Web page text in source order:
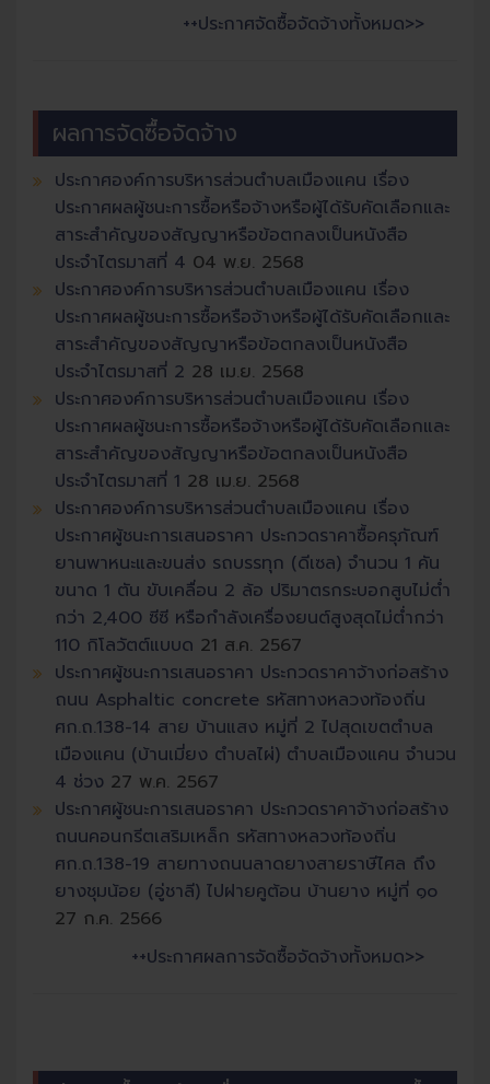
++ประกาศจัดซื้อจัดจ้างทั้งหมด>>
ผลการจัดซื้อจัดจ้าง
ประกาศองค์การบริหารส่วนตำบลเมืองแคน เรื่อง
ประกาศผลผู้ชนะการซื้อหรือจ้างหรือผู้ได้รับคัดเลือกและ
สาระสำคัญของสัญญาหรือข้อตกลงเป็นหนังสือ
ประจำไตรมาสที่ 4 04 พ.ย. 2568
ประกาศองค์การบริหารส่วนตำบลเมืองแคน เรื่อง
ประกาศผลผู้ชนะการซื้อหรือจ้างหรือผู้ได้รับคัดเลือกและ
สาระสำคัญของสัญญาหรือข้อตกลงเป็นหนังสือ
ประจำไตรมาสที่ 2 28 เม.ย. 2568
ประกาศองค์การบริหารส่วนตำบลเมืองแคน เรื่อง
ประกาศผลผู้ชนะการซื้อหรือจ้างหรือผู้ได้รับคัดเลือกและ
สาระสำคัญของสัญญาหรือข้อตกลงเป็นหนังสือ
ประจำไตรมาสที่ 1 28 เม.ย. 2568
ประกาศองค์การบริหารส่วนตำบลเมืองแคน เรื่อง
ประกาศผู้ชนะการเสนอราคา ประกวดราคาซื้อครุภัณฑ์
ยานพาหนะและขนส่ง รถบรรทุก (ดีเซล) จำนวน 1 คัน
ขนาด 1 ตัน ขับเคลื่อน 2 ล้อ ปริมาตรกระบอกสูบไม่ต่ำ
กว่า 2,400 ซีซี หรือกำลังเครื่องยนต์สูงสุดไม่ต่ำกว่า
110 กิโลวัตต์แบบด 21 ส.ค. 2567
ประกาศผู้ชนะการเสนอราคา ประกวดราคาจ้างก่อสร้าง
ถนน Asphaltic concrete รหัสทางหลวงท้องถิ่น
ศก.ถ.138-14 สาย บ้านแสง หมู่ที่ 2 ไปสุดเขตตำบล
เมืองแคน (บ้านเมี่ยง ตำบลไผ่) ตำบลเมืองแคน จำนวน
4 ช่วง 27 พ.ค. 2567
ประกาศผู้ชนะการเสนอราคา ประกวดราคาจ้างก่อสร้าง
ถนนคอนกรีตเสริมเหล็ก รหัสทางหลวงท้องถิ่น
ศก.ถ.138-19 สายทางถนนลาดยางสายราษีไศล ถึง
ยางชุมน้อย (อู่ชาลี) ไปฝายคูต้อน บ้านยาง หมู่ที่ ๑๐
27 ก.ค. 2566
++ประกาศผลการจัดซื้อจัดจ้างทั้งหมด>>